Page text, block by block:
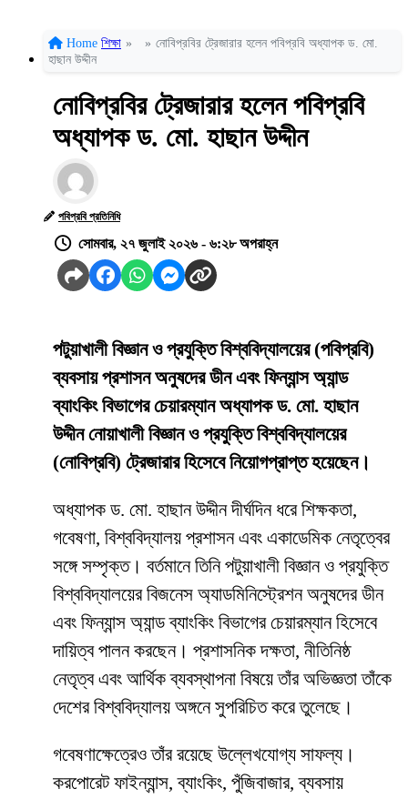
Home শিক্ষা » » নোবিপ্রবির ট্রেজারার হলেন পবিপ্রবি অধ্যাপক ড. মো.
হাছান উদ্দীন
নোবিপ্রবির ট্রেজারার হলেন পবিপ্রবি
অধ্যাপক ড. মো. হাছান উদ্দীন
পবিপ্রবি প্রতিনিধি
সোমবার, ২৭ জুলাই ২০২৬ - ৬:২৮ অপরাহ্ন
পটুয়াখালী বিজ্ঞান ও প্রযুক্তি বিশ্ববিদ্যালয়ের (পবিপ্রবি)
ব্যবসায় প্রশাসন অনুষদের ডীন এবং ফিন্যান্স অ্যান্ড
ব্যাংকিং বিভাগের চেয়ারম্যান অধ্যাপক ড. মো. হাছান
উদ্দীন নোয়াখালী বিজ্ঞান ও প্রযুক্তি বিশ্ববিদ্যালয়ের
(নোবিপ্রবি) ট্রেজারার হিসেবে নিয়োগপ্রাপ্ত হয়েছেন।
অধ্যাপক ড. মো. হাছান উদ্দীন দীর্ঘদিন ধরে শিক্ষকতা,
গবেষণা, বিশ্ববিদ্যালয় প্রশাসন এবং একাডেমিক নেতৃত্বের
সঙ্গে সম্পৃক্ত। বর্তমানে তিনি পটুয়াখালী বিজ্ঞান ও প্রযুক্তি
বিশ্ববিদ্যালয়ের বিজনেস অ্যাডমিনিস্ট্রেশন অনুষদের ডীন
এবং ফিন্যান্স অ্যান্ড ব্যাংকিং বিভাগের চেয়ারম্যান হিসেবে
দায়িত্ব পালন করছেন। প্রশাসনিক দক্ষতা, নীতিনিষ্ঠ
নেতৃত্ব এবং আর্থিক ব্যবস্থাপনা বিষয়ে তাঁর অভিজ্ঞতা তাঁকে
দেশের বিশ্ববিদ্যালয় অঙ্গনে সুপরিচিত করে তুলেছে।
গবেষণাক্ষেত্রেও তাঁর রয়েছে উল্লেখযোগ্য সাফল্য।
করপোরেট ফাইন্যান্স, ব্যাংকিং, পুঁজিবাজার, ব্যবসায়